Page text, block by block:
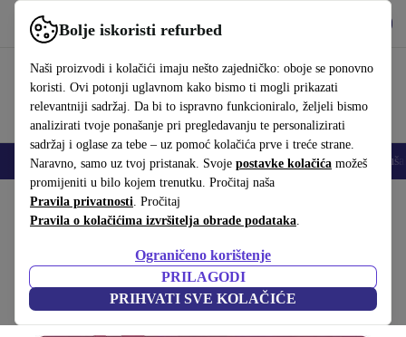
Bolje iskoristi refurbed
Naši proizvodi i kolačići imaju nešto zajedničko: oboje se ponovno
koristi. Ovi potonji uglavnom kako bismo ti mogli prikazati
relevantniji sadržaj. Da bi to ispravno funkcioniralo, željeli bismo
analizirati tvoje ponašanje pri pregledavanju te personalizirati
sadržaj i oglase za tebe – uz pomoć kolačića prve i treće strane.
Naravno, samo uz tvoj pristanak. Svoje postavke kolačića možeš
promijeniti u bilo kojem trenutku. Pročitaj naša
Pravila privatnosti. Pročitaj
Pravila o kolačićima izvršitelja obrade podataka.
Ograničeno korištenje
PRILAGODI
PRIHVATI SVE KOLAČIĆE
Koristi refurbed brzo i jednostavno
Mobiteli Prijenosna računala Tableti Pametni satovi Dodaci
Početna stranica Proizvodi Tablice
Acer Iconia One 10
16 GB | crvena
(Prikupljanje recenzija)